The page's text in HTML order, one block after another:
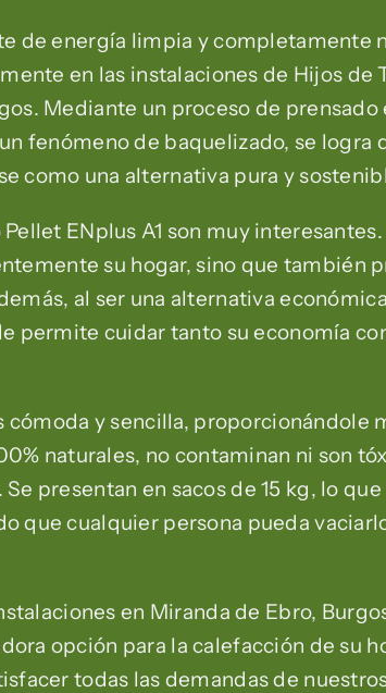
de energía limpia y completamente
en las instalaciones de Hijos de
Mediante un proceso de prensado
fenómeno de baquelizado, se logra
como una alternativa pura y
ENplus A1 son muy
su hogar, sino que también
al ser una alternativa
permite cuidar tanto su economía
cómoda y sencilla, proporcionándole
naturales, no contaminan ni son
presentan en sacos de 15 kg, lo
que cualquier persona pueda
en Miranda de Ebro,
opción para la calefacción de su
todas las demandas de